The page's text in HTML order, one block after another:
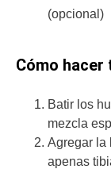
(opcional)
Cómo hacer
Batir los
mezcla
Agregar la
apenas